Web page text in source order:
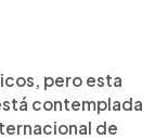
pero esta
contemplada
de